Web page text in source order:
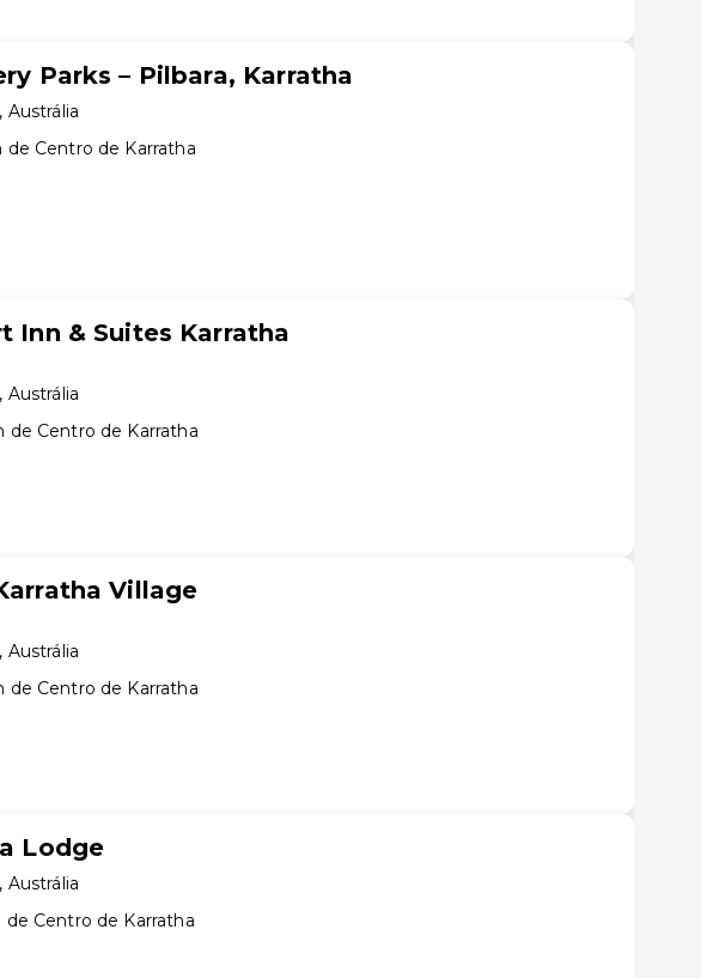
Parks – Pilbara, Karratha
, Austrália
de Centro de Karratha
Inn & Suites Karratha
, Austrália
de Centro de Karratha
Village
, Austrália
de Centro de Karratha
Lodge
, Austrália
de Centro de Karratha